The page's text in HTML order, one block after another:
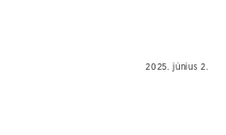
2025. június 2.